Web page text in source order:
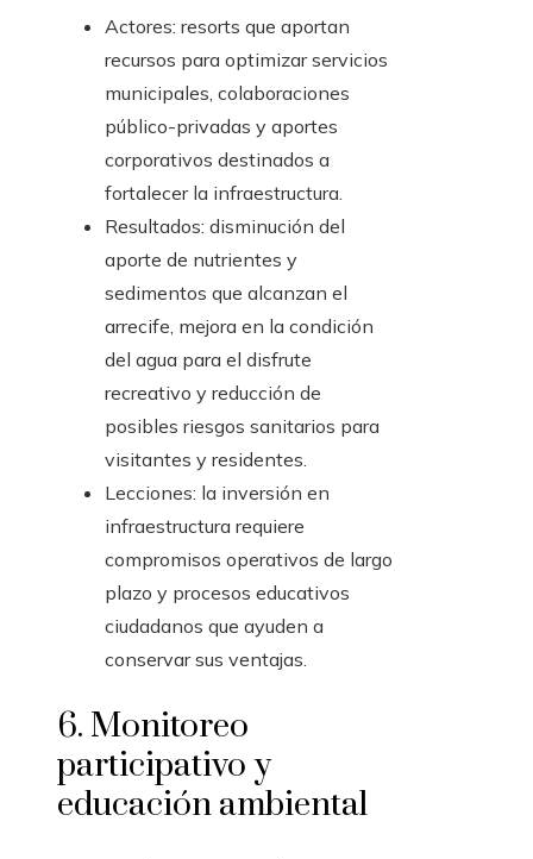
Actores: resorts que aportan
recursos para optimizar servicios
municipales, colaboraciones
público-privadas y aportes
corporativos destinados a
fortalecer la infraestructura.
Resultados: disminución del
aporte de nutrientes y
sedimentos que alcanzan el
arrecife, mejora en la condición
del agua para el disfrute
recreativo y reducción de
posibles riesgos sanitarios para
visitantes y residentes.
Lecciones: la inversión en
infraestructura requiere
compromisos operativos de largo
plazo y procesos educativos
ciudadanos que ayuden a
conservar sus ventajas.
6. Monitoreo
participativo y
educación ambiental